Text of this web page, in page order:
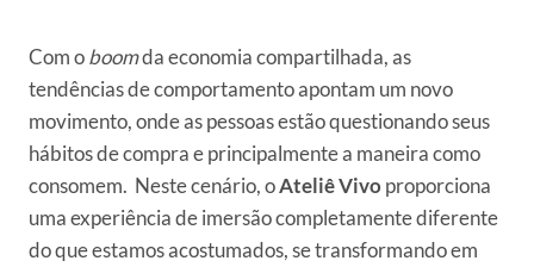
Com oboomda economia compartilhada, as
tendências de comportamento apontam um novo
movimento, onde as pessoas estão questionando seus
hábitos de compra e principalmente a maneira como
consomem. Neste cenário, oAteliê Vivo proporciona
uma experiência de imersão completamente diferente
do que estamos acostumados, se transformando em